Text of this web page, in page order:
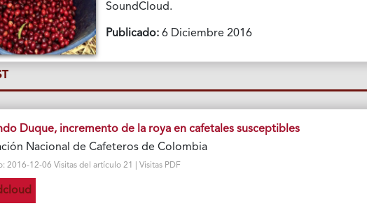
SoundCloud.
Publicado: 6 Diciembre 2016
Duque, incremento de la roya en cafetales susceptibles
Nacional de Cafeteros de Colombia
2016-12-06 Visitas del artículo 21 | Visitas PDF